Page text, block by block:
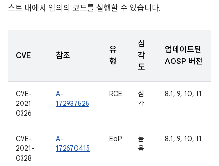
스트 내에서 임의의 코드를 실행할 수 있습니다.
CVE 참조
유
형
심
각
도
업데이트된
AOSP 버전
CVE-
2021-
0326
A-
172937525
RCE
심
각
8.1, 9, 10, 11
CVE-
2021-
0328
A-
172670415
EoP
높
음
8.1, 9, 10, 11